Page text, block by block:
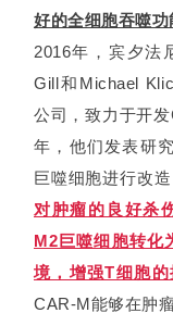
好的全细胞吞噬功
2016年，宾夕法
Gill和Michael
公司，致力于开
年，他们发表研
巨噬细胞进行改
对肿瘤的良好杀
M2巨噬细胞转化
境，增强T细胞
CAR-M能够在肿